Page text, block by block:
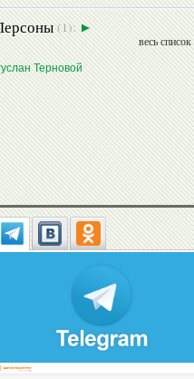
(1):
весь список
Терновой